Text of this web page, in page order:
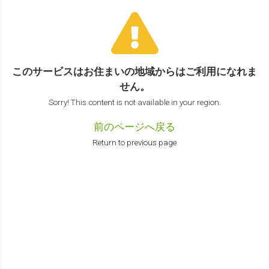
このサービスはお住まいの地域からはご利用になれま
せん。
Sorry! This content is not available in your region.
前のページへ戻る
Return to previous page